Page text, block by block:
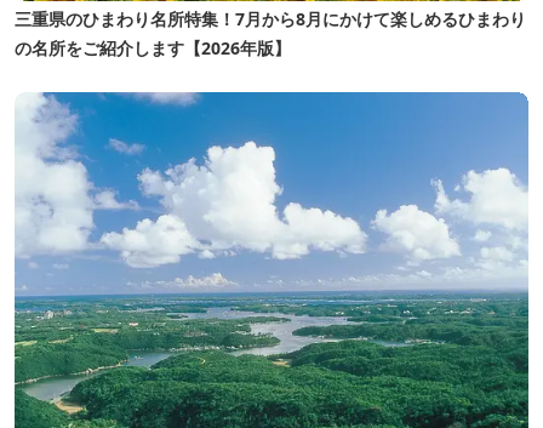
三重県のひまわり名所特集！7月から8月にかけて楽しめるひまわり
の名所をご紹介します【2026年版】